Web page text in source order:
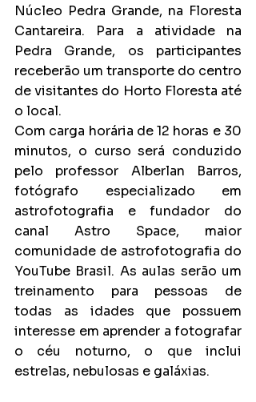
Núcleo Pedra Grande, na Floresta
Cantareira. Para a atividade na
Pedra Grande, os participantes
receberão um transporte do centro
de visitantes do Horto Floresta até
o local.
Com carga horária de 12 horas e 30
minutos, o curso será conduzido
pelo professor Alberlan Barros,
fotógrafo especializado em
astrofotografia e fundador do
canal Astro Space, maior
comunidade de astrofotografia do
YouTube Brasil. As aulas serão um
treinamento para pessoas de
todas as idades que possuem
interesse em aprender a fotografar
o céu noturno, o que inclui
estrelas, nebulosas e galáxias.